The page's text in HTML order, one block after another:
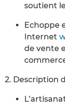
soutient
Echoppe
Internet
de vente
2. Description